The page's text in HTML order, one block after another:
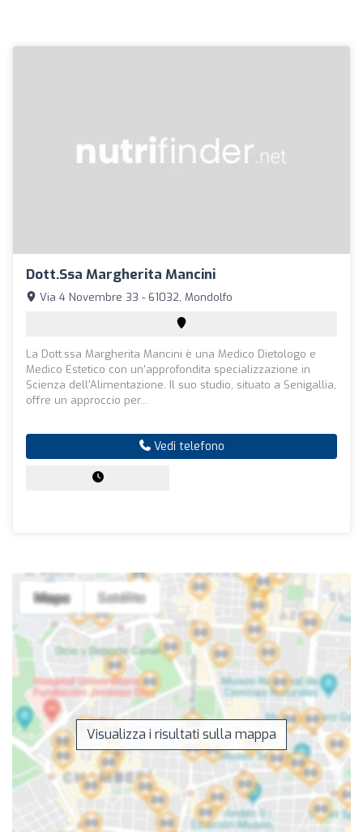
Dott.ssa Margherita Mancini
Via 4 Novembre 33 - 61032, Mondolfo
La Dott.ssa Margherita Mancini è una Medico Dietologo e
Medico Estetico con un'approfondita specializzazione in
Scienza dell'Alimentazione. Il suo studio, situato a Senigallia,
offre un approccio per...
Vedi telefono
Visualizza i risultati sulla mappa